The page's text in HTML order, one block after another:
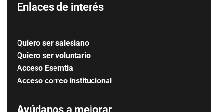
Enlaces de interés
Quiero ser salesiano
Quiero ser voluntario
Acceso Esemtia
Acceso correo institucional
Ayúdanos a mejorar